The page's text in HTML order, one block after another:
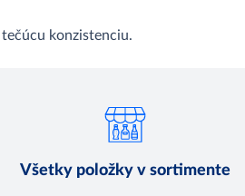
konzistenciu.
Všetky položky v sortimente